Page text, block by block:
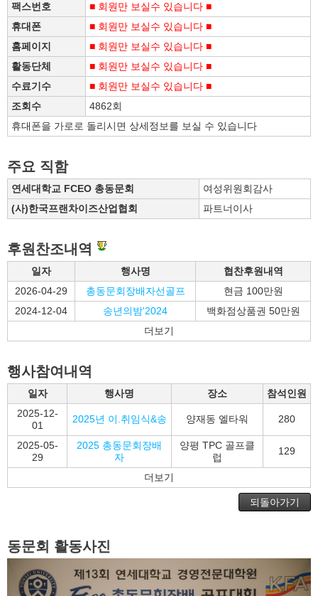
팩스번호
■ 회원만 보실수 있습니다 ■
휴대폰
■ 회원만 보실수 있습니다 ■
홈페이지
■ 회원만 보실수 있습니다 ■
활동단체
■ 회원만 보실수 있습니다 ■
수료기수
■ 회원만 보실수 있습니다 ■
조회수
4862회
휴대폰을 가로로 돌리시면 상세정보를 보실 수 있습니다
주요 직함
연세대학교 FCEO 총동문회
여성위원회감사
(사)한국프랜차이즈산업협회
파트너이사
후원찬조내역
일자 행사명
협찬후원내역
2026-04-29
총동문회장배자선골프
현금 100만원
2024-12-04
송년의밤'2024
백화점상품권 50만원
더보기
행사참여내역
일자 행사명 장소
참석인원
2025-12-
01
2025년 이.취임식&송 양재동 엘타워 280
2025-05-
29
2025 총동문회장배
자
양평 TPC 골프클
럽
129
더보기
되돌아가기
동문회 활동사진